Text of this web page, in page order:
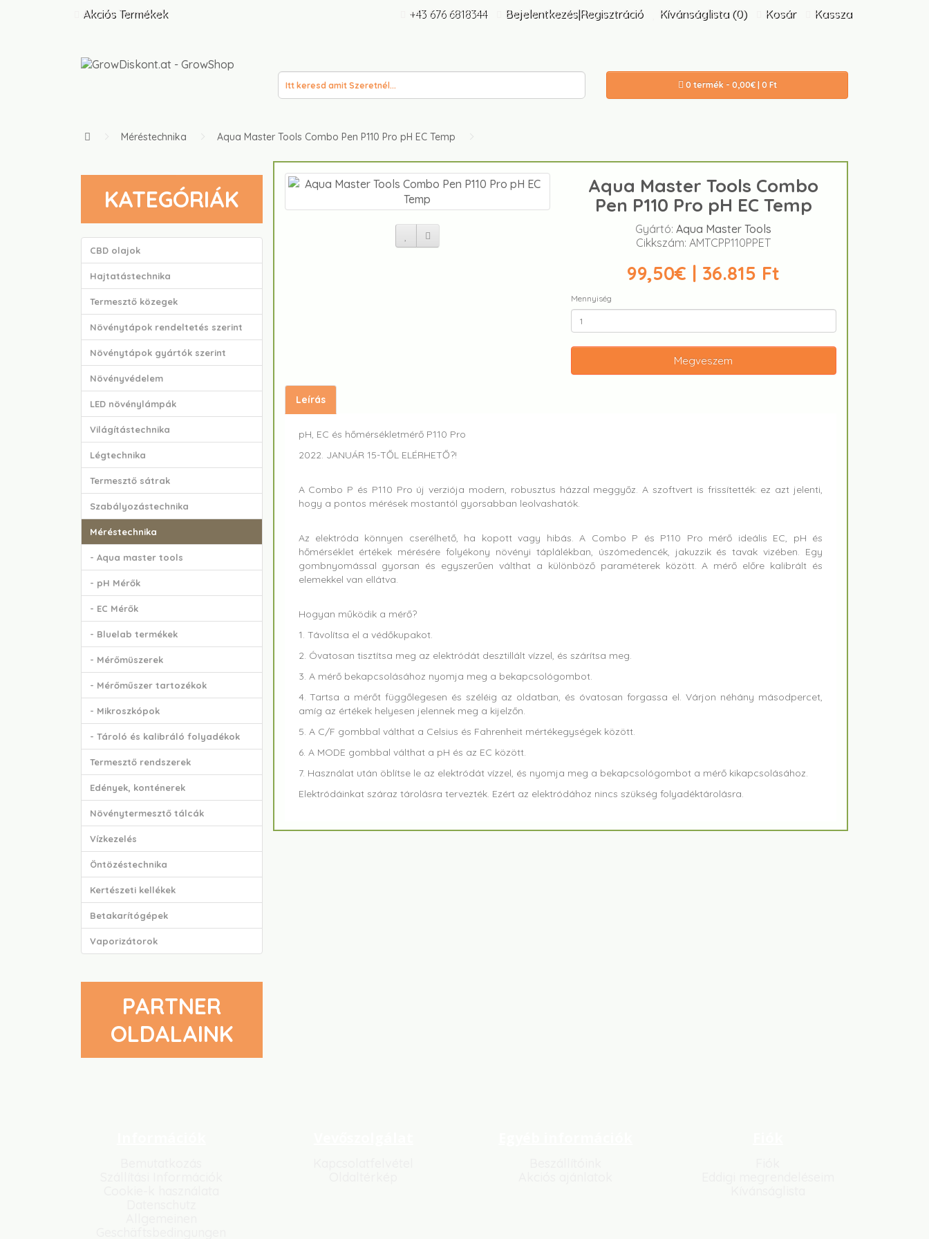
Akciós Termékek +43 676 6818344 Bejelentkezés|Regisztráció Kívánságlista (0) Kosár Kassza
0 termék - 0,00€ | 0 Ft
Méréstechnika Aqua Master Tools Combo Pen P110 Pro pH EC Temp
KATEGÓRIÁK
CBD olajok
Hajtatástechnika
Termesztő közegek
Növénytápok rendeltetés szerint
Növénytápok gyártók szerint
Növényvédelem
LED növénylámpák
Világítástechnika
Légtechnika
Termesztő sátrak
Szabályozástechnika
Méréstechnika
- Aqua master tools
- pH Mérők
- EC Mérők
- Bluelab termékek
- Mérőmüszerek
- Mérőműszer tartozékok
- Mikroszkópok
- Tároló és kalibráló folyadékok
Termesztő rendszerek
Edények, konténerek
Növénytermesztő tálcák
Vízkezelés
Öntözéstechnika
Kertészeti kellékek
Betakarítógépek
Vaporizátorok
PARTNER
OLDALAINK
Aqua Master Tools Combo
Pen P110 Pro pH EC Temp
Gyártó:Aqua Master Tools
Cikkszám: AMTCPP110PPET
99,50€ | 36.815 Ft
Mennyiség
Megveszem
Leírás
pH, EC és hőmérsékletmérő P110 Pro
2022. JANUÁR 15-TŐL ELÉRHETŐ?!
A Combo P és P110 Pro új verziója modern, robusztus házzal meggyőz. A szoftvert is frissítették: ez azt jelenti,
hogy a pontos mérések mostantól gyorsabban leolvashatók.
Az elektróda könnyen cserélhető, ha kopott vagy hibás. A Combo P és P110 Pro mérő ideális EC, pH és
hőmérséklet értékek mérésére folyékony növényi táplálékban, úszómedencék, jakuzzik és tavak vizében. Egy
gombnyomással gyorsan és egyszerűen válthat a különböző paraméterek között. A mérő előre kalibrált és
elemekkel van ellátva.
Hogyan működik a mérő?
1. Távolítsa el a védőkupakot.
2. Óvatosan tisztítsa meg az elektródát desztillált vízzel, és szárítsa meg.
3. A mérő bekapcsolásához nyomja meg a bekapcsológombot.
4. Tartsa a mérőt függőlegesen és széléig az oldatban, és óvatosan forgassa el. Várjon néhány másodpercet,
amíg az értékek helyesen jelennek meg a kijelzőn.
5. A C/F gombbal válthat a Celsius és Fahrenheit mértékegységek között.
6. A MODE gombbal válthat a pH és az EC között.
7. Használat után öblítse le az elektródát vízzel, és nyomja meg a bekapcsológombot a mérő kikapcsolásához.
Elektródáinkat száraz tárolásra tervezték. Ezért az elektródához nincs szükség folyadéktárolásra.